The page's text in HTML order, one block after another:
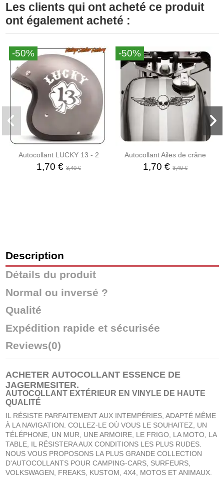
Les clients qui ont acheté ce produit
ont également acheté :
-50%
Autocollant LUCKY 13 - 2
1,70 € 3,40 €
-50%
Autocollant Ailes de crâne
1,70 €3,40 €
Description
Détails du produit
Normal ou inversé ?
Qualité
Expédition rapide et sécurisée
Reviews(0)
ACHETER AUTOCOLLANT ESSENCE DE
JAGERMESITER.
AUTOCOLLANT EXTÉRIEUR EN VINYLE DE HAUTE
QUALITÉ
IL RÉSISTE PARFAITEMENT AUX INTEMPÉRIES, ADAPTÉ MÊME
À LA NAVIGATION. COLLEZ-LE OÙ VOUS LE SOUHAITEZ, UN
TÉLÉPHONE, UN MUR, UNE ARMOIRE, LE FRIGO, LA MOTO, LA
TABLE, IL RÉSISTERA AUX CONDITIONS LES PLUS RUDES.
NOUS VOUS PROPOSONS LA PLUS GRANDE COLLECTION
D'AUTOCOLLANTS POUR CAMPING-CARS, SURFEURS,
VOLKSWAGEN, FREAKS, KUSTOM, 4X4, MOTOS ET ANIMAUX.